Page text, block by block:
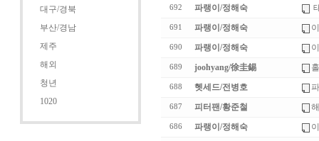
대구/경북
부산/경남
제주
해외
청년
1020
692 파랭이/정해숙
691 파랭이/정해숙
690 파랭이/정해숙
689 joohyang/徐圭錫
688 헷세드/전병호
687 피터팬/황준철
686 파랭이/정해숙